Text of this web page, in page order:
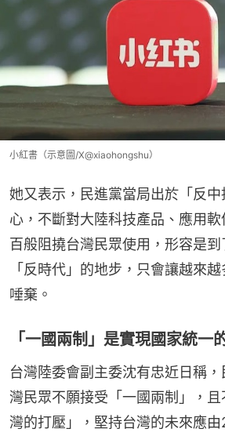
小紅書（示意圖/X@xiaohongshu）
她又表示，民進黨當局出於「反中
心，不斷對大陸科技產品、應用軟
百般阻撓台灣民眾使用，形容是到
「反時代」的地步，只會讓越來
唾棄。
「一國兩制」是實現國家統一
台灣陸委會副主委沈有忠近日稱
灣民眾不願接受「一國兩制」，
灣的打壓」，堅持台灣的未來應